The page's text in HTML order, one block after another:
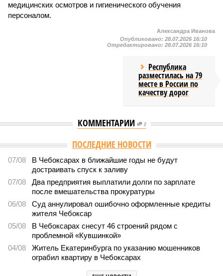
медицинских осмотров и гигиенического обучения
персоналом.
Александра Иванова
Опубликовано: 28.07.2026 16:10
Отредактировано: 28.07.2026 16:10
Республика
разместилась на 79
месте в России по
качеству дорог
КОММЕНТАРИИ 0
Версия //Общество //
В регионе учреждены удостоверения мастеров
В регионе учреждены удостоверения мастеров спорта по
борьбе керешу
Заткнуть за пояс